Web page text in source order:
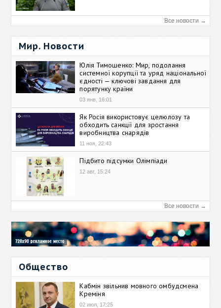
Все новости →
Мир. Новости
Юлія Тимошенко: Мир, подолання
системної корупції та уряд національної
єдності — ключові завдання для
порятунку країни
03 янв, 16:01
Як Росія використовує целюлозу та
обходить санкції для зростання
виробництва снарядів
11 ноя, 22:43
Підбито підсумки Олімпіади
12 авг, 15:24
Все новости →
Общество
Кабмін звільнив мовного омбудсмена
Креміня
02 июл, 17:25